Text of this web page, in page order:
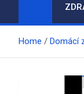
Home Domácí